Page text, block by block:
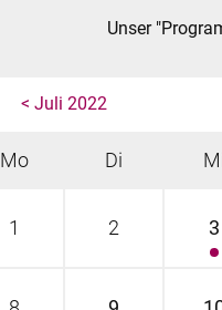
Unser
< Juli 2022
Mo Di
1 2 3